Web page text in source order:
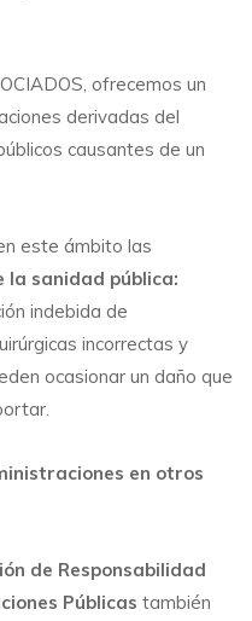
ofrecemos un
derivadas del
causantes de un
este ámbito las
la sanidad pública:
indebida de
incorrectas y
ocasionar un daño que
en otros
de Responsabilidad
Públicas también